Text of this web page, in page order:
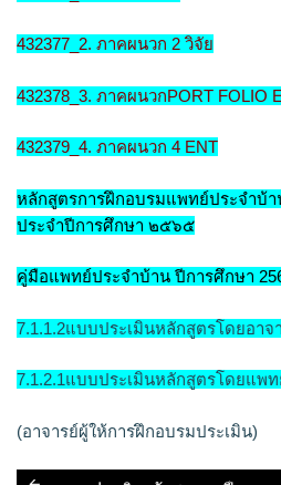
432377_2. ภาคผนวก 2 วิจัย
432378_3. ภาคผนวกPORT FOLIO
432379_4. ภาคผนวก 4 ENT
หลักสูตรการฝึกอบรมแพทย์ประจำบ้
ประจำปีการศึกษา ๒๕๖๕
คู่มือแพทย์ประจำบ้าน ปีการศึกษา
7.1.1.2แบบประเมินหลักสูตรโดยอาจ
7.1.2.1แบบประเมินหลักสูตรโดยแพ
(อาจารย์ผู้ให้การฝึกอบรมประเมิน)